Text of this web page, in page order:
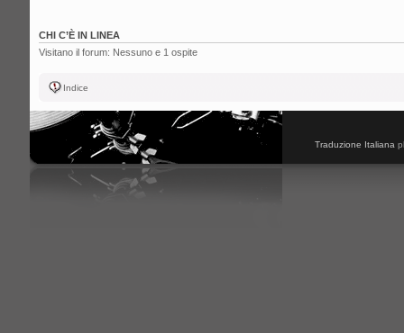
CHI C’È IN LINEA
Visitano il forum: Nessuno e 1 ospite
Indice
Traduzione Italiana